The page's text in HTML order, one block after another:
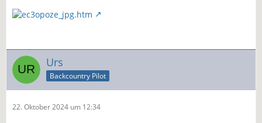
Urs
Backcountry Pilot
22. Oktober 2024 um 12:34